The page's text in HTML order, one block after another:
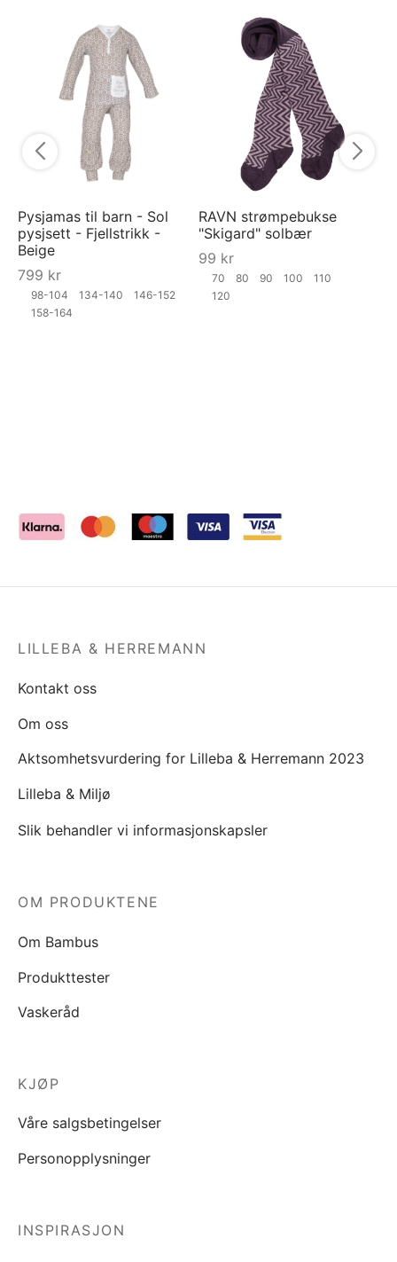
Pysjamas til barn - Sol
pysjsett - Fjellstrikk -
Beige
799 kr
98-104 134-140
146-152
158-164
RAVN strømpebukse
"Skigard" solbær
99 kr
70 80 90 100
110
120
LILLEBA & HERREMANN
Kontakt oss
Om oss
Aktsomhetsvurdering for Lilleba & Herremann 2023
Lilleba & Miljø
Slik behandler vi informasjonskapsler
OM PRODUKTENE
Om Bambus
Produkttester
Vaskeråd
KJØP
Våre salgsbetingelser
Personopplysninger
INSPIRASJON